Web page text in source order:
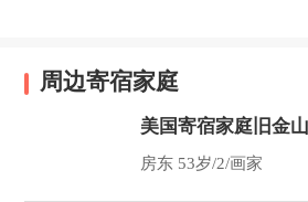
美国历史学
周边寄宿家庭
房东 53岁/2/画家